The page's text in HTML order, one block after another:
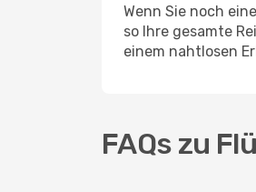
Wenn Sie noch
so Ihre gesamte
einem nahtlosen
FAQs zu